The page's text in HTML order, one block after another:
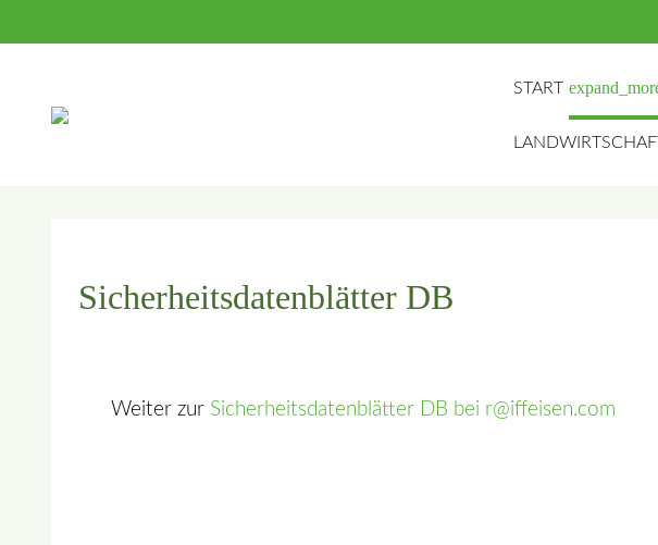
START
Sicherheitsdatenblätter DB
Weiter zur Sicherheitsdatenblätter DB bei r@iffeisen.com